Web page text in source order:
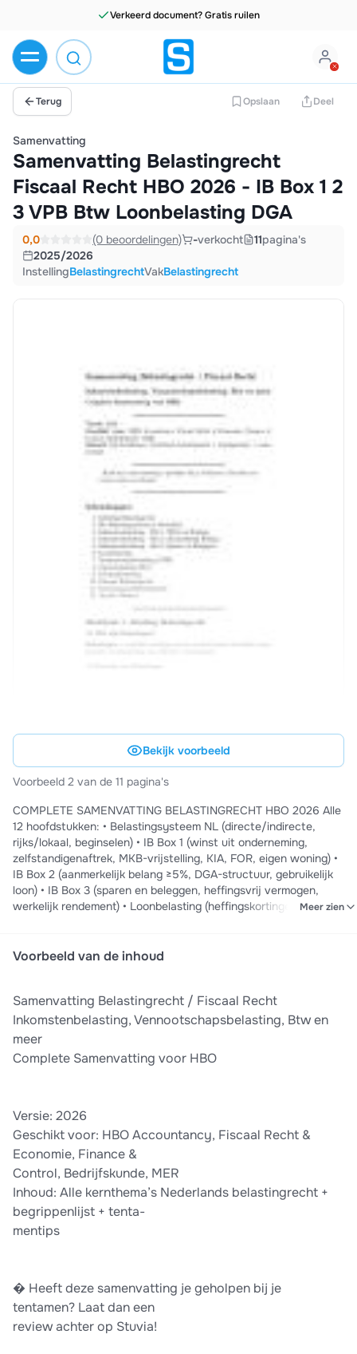
Verkeerd document? Gratis ruilen
Terug Opslaan Deel
Samenvatting
Samenvatting Belastingrecht
Fiscaal Recht HBO 2026 - IB Box 1 2
3 VPB Btw Loonbelasting DGA
0,0 (0 beoordelingen) -verkocht 11pagina's
2025/2026
InstellingBelastingrechtVakBelastingrecht
Bekijk voorbeeld
Voorbeeld 2 van de 11 pagina's
COMPLETE SAMENVATTING BELASTINGRECHT HBO 2026 Alle
12 hoofdstukken: • Belastingsysteem NL (directe/indirecte,
rijks/lokaal, beginselen) • IB Box 1 (winst uit onderneming,
zelfstandigenaftrek, MKB-vrijstelling, KIA, FOR, eigen woning) •
IB Box 2 (aanmerkelijk belang ≥5%, DGA-structuur, gebruikelijk
loon) • IB Box 3 (sparen en beleggen, heffingsvrij vermogen,
werkelijk rendement) • Loonbelasting (heffingskortingen, WKR,
• Btw (21%/9%/0%, vrijgesteld vs. nultarief, KOR, voorbelasting)
belasting, verdragen, transfer pricing, arm's length) • Actueel
(BEPS, minimumbelasting, box 3 stelselwijziging) HBO:
Accountancy, Fiscaal Recht & Economie, Finance & Control,
Bedrijfskunde
Meer zien
Voorbeeld van de inhoud
Samenvatting Belastingrecht / Fiscaal Recht
Inkomstenbelasting, Vennootschapsbelasting, Btw en
meer
Complete Samenvatting voor HBO
Versie: 2026
Geschikt voor: HBO Accountancy, Fiscaal Recht &
Economie, Finance &
Control, Bedrijfskunde, MER
Inhoud: Alle kernthema’s Nederlands belastingrecht +
begrippenlijst + tenta-
mentips
� Heeft deze samenvatting je geholpen bij je
tentamen? Laat dan een
review achter op Stuvia!